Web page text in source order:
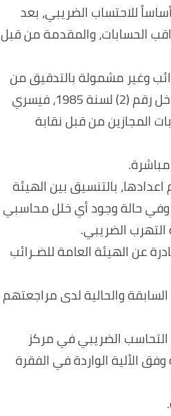
للاحتساب الضريبي، بعد
الحسابات، والمقدمة من قبل
وغير مشمولة بالتدقيق من
مراقب حسابات مجاز، استناداً الى نظام مسـك الدفاتر التجارية لأغراض ضريبة الدخل رقم (2) لسنة 1985، فيسري
المجازين من قبل نقابة
في (1) أعلاه وفق آلية يتم اعدادها، بالتنسيق بين الهيئة
وفي حالة وجود أي خلل محاسبي
الضريبي.
عن الهيئة العامة للضـرائب
السابقة والحالية لدى مراجعتهم
التحاسب الضريبي في مركز
الألية الواردة في الفقرة